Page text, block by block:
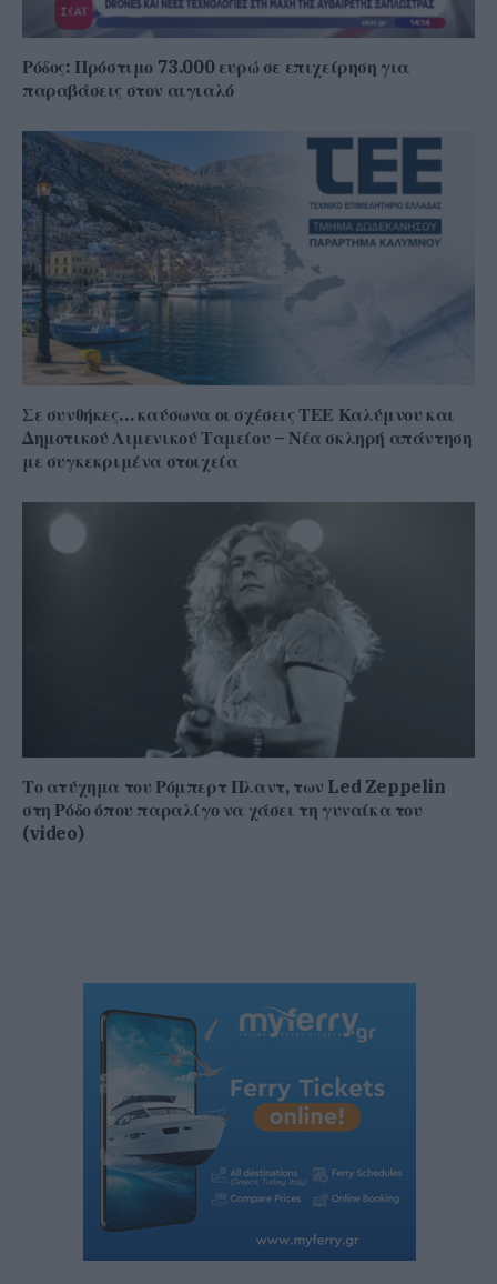
Ρόδος: Πρόστιμο 73.000 ευρώ σε επιχείρηση για
παραβάσεις στον αιγιαλό
Σε συνθήκες… καύσωνα οι σχέσεις ΤΕΕ Καλύμνου και
Δημοτικού Λιμενικού Ταμείου – Νέα σκληρή απάντηση
με συγκεκριμένα στοιχεία
Το ατύχημα του Ρόμπερτ Πλαντ, των Led Zeppelin
στη Ρόδο όπου παραλίγο να χάσει τη γυναίκα του
(video)